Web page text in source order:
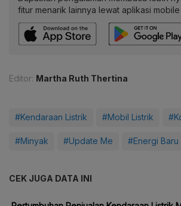
fitur menarik lainnya lewat aplikasi mobile
Editor: Martha Ruth Thertina
#Kendaraan Listrik #Mobil Listrik
#Minyak #Update Me #Energi Baru
CEK JUGA DATA INI